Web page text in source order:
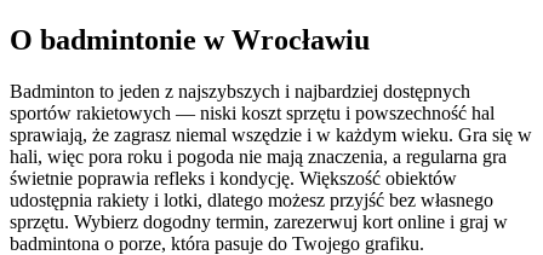
O badmintonie w Wrocławiu
Badminton to jeden z najszybszych i najbardziej dostępnych
sportów rakietowych — niski koszt sprzętu i powszechność hal
sprawiają, że zagrasz niemal wszędzie i w każdym wieku. Gra się w
hali, więc pora roku i pogoda nie mają znaczenia, a regularna gra
świetnie poprawia refleks i kondycję. Większość obiektów
udostępnia rakiety i lotki, dlatego możesz przyjść bez własnego
sprzętu. Wybierz dogodny termin, zarezerwuj kort online i graj w
badmintona o porze, która pasuje do Twojego grafiku.